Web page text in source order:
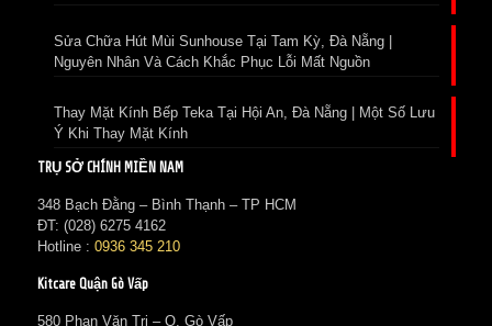
Sửa Chữa Hút Mùi Sunhouse Tại Tam Kỳ, Đà Nẵng |
Nguyên Nhân Và Cách Khắc Phục Lỗi Mất Nguồn
Thay Mặt Kính Bếp Teka Tại Hội An, Đà Nẵng | Một Số Lưu
Ý Khi Thay Mặt Kính
TRỤ SỞ CHÍNH MIỀN NAM
348 Bạch Đằng – Bình Thạnh – TP HCM
ĐT: (028) 6275 4162
Hotline : 0936 345 210
Kitcare Quận Gò Vấp
580 Phan Văn Trị – Q. Gò Vấp